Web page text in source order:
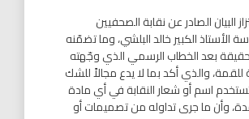
البيان الصادر عن نقابة الصحفيين
الأستاذ الكبير خالد البلشي، وما تضمّنه
بعد الخطاب الرسمي الذي وجّهته
للقمة، والذي أكد بما لا يدع مجالاً للشك
اسم أو شعار النقابة في أي مادة
وأن ما جرى تداوله من تصميمات أو